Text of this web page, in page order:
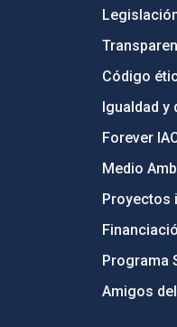
Código
Igualdad y
Forever
Medio
Proyectos
Programa
Amigos